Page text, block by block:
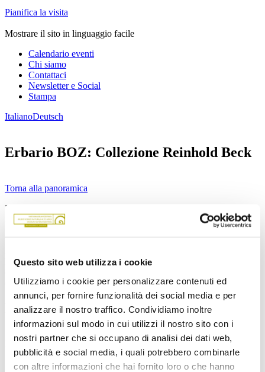
Questo sito web utilizza i cookie
Utilizziamo i cookie per personalizzare contenuti ed
annunci, per fornire funzionalità dei social media e per
analizzare il nostro traffico. Condividiamo inoltre
informazioni sul modo in cui utilizzi il nostro sito con i
nostri partner che si occupano di analisi dei dati web,
pubblicità e social media, i quali potrebbero combinarle
con altre informazioni che hai fornito loro o che hanno
Pianifica la visita
Mostrare il sito in linguaggio facile
Calendario eventi
Chi siamo
Contattaci
Newsletter e Social
Stampa
ItalianoDeutsch
Erbario BOZ: Collezione Reinhold Beck
Torna alla panoramica
Reinhold Beck, nato nel 1934 nel Baden-Württemberg, insegnante
in pensione, è stato per decenni ospite di vacanza in Alto Adige. Dal
1999 al 2009 si è dedicato – in collaborazione con il Museo di
Scienze Naturali – alla mappatura delle piante di felci dell’Alto
Farnpflanzen Südtirols”) e un ampio erbario con quasi mille
di Scienze Naturali.
Non mancare ai nostri prossimi eventi!
Se desideri, ti mandiamo una volta al mese una nostra newsletter.
Iscriviti subito!